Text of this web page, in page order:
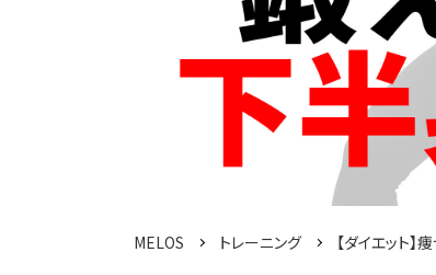
MELOS トレーニング 【ダイエット